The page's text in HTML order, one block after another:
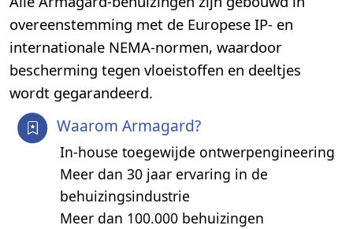
overeenstemming met de Europese IP- en
internationale NEMA-normen, waardoor
bescherming tegen vloeistoffen en deeltjes
wordt gegarandeerd.
Waarom Armagard?
In-house toegewijde ontwerpengineering
Meer dan 30 jaar ervaring in de
behuizingsindustrie
Meer dan 100.000 behuizingen